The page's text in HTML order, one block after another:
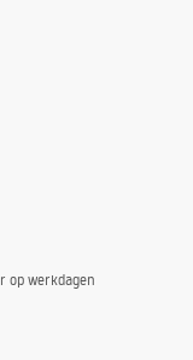
op werkdagen